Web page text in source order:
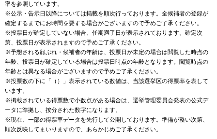
率を参照しています。
※公示・告示日以降については掲載を順次行っております。全候補者の登録が
確定するまでにお時間を要する場合がございますので予めご了承ください。
※投票日が確定していない場合、任期満了日が表示されております。確定次
第、投票日が表示されますので予めご了承ください。
※予想される顔ぶれ・候補者の年齢は、投票日が未定の場合は閲覧した時点の
年齢、投票日が確定している場合は投票日時点の年齢となります。閲覧時点の
年齢とは異なる場合がございますので予めご了承ください。
※投票数の下に「（）」表示されている数値は、当該選挙区の得票率を表して
います。
※掲載されている得票数で小数点がある場合は、選挙管理委員会発表の公式デ
ータに準拠し、按分された数字になります。
※現在、一部の得票率データを先行して公開しております。準備が整い次第、
順次反映してまいりますので、あらかじめご了承ください。